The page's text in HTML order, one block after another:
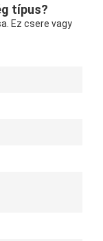
típus?
Ez csere vagy